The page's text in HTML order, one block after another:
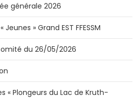
générale 2026
» Grand EST FFESSM
du 26/05/2026
« Plongeurs du Lac de Kruth-